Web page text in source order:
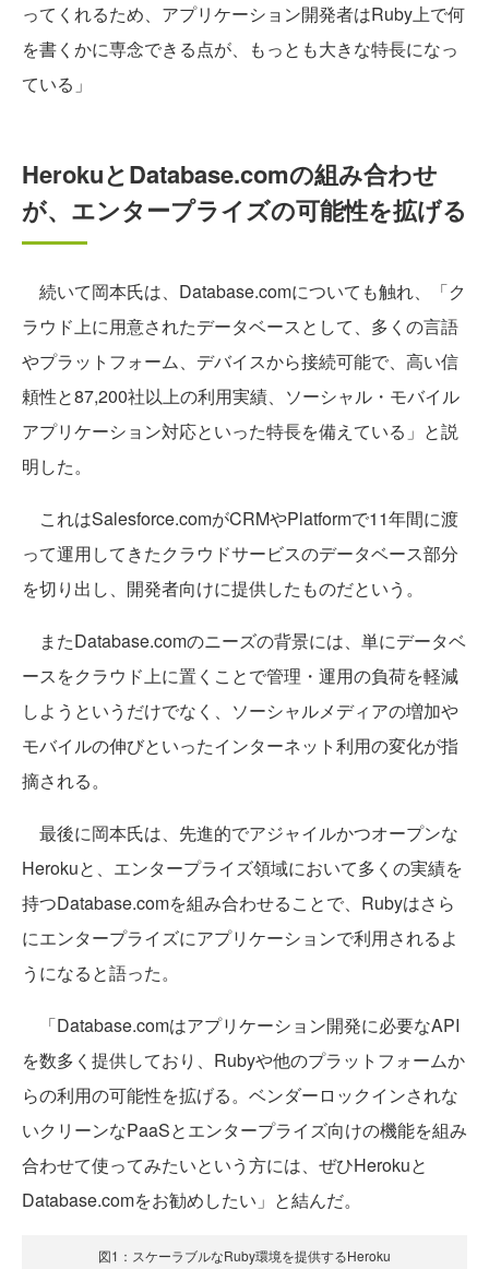
ってくれるため、アプリケーション開発者はRuby上で何
を書くかに専念できる点が、もっとも大きな特長になっ
ている」
HerokuとDatabase.comの組み合わせ
が、エンタープライズの可能性を拡げる
続いて岡本氏は、Database.comについても触れ、「ク
ラウド上に用意されたデータベースとして、多くの言語
やプラットフォーム、デバイスから接続可能で、高い信
頼性と87,200社以上の利用実績、ソーシャル・モバイル
アプリケーション対応といった特長を備えている」と説
明した。
これはSalesforce.comがCRMやPlatformで11年間に渡
って運用してきたクラウドサービスのデータベース部分
を切り出し、開発者向けに提供したものだという。
またDatabase.comのニーズの背景には、単にデータベ
ースをクラウド上に置くことで管理・運用の負荷を軽減
しようというだけでなく、ソーシャルメディアの増加や
モバイルの伸びといったインターネット利用の変化が指
摘される。
最後に岡本氏は、先進的でアジャイルかつオープンな
Herokuと、エンタープライズ領域において多くの実績を
持つDatabase.comを組み合わせることで、Rubyはさら
にエンタープライズにアプリケーションで利用されるよ
うになると語った。
「Database.comはアプリケーション開発に必要なAPI
を数多く提供しており、Rubyや他のプラットフォームか
らの利用の可能性を拡げる。ベンダーロックインされな
いクリーンなPaaSとエンタープライズ向けの機能を組み
合わせて使ってみたいという方には、ぜひHerokuと
Database.comをお勧めしたい」と結んだ。
図1：スケーラブルなRuby環境を提供するHeroku